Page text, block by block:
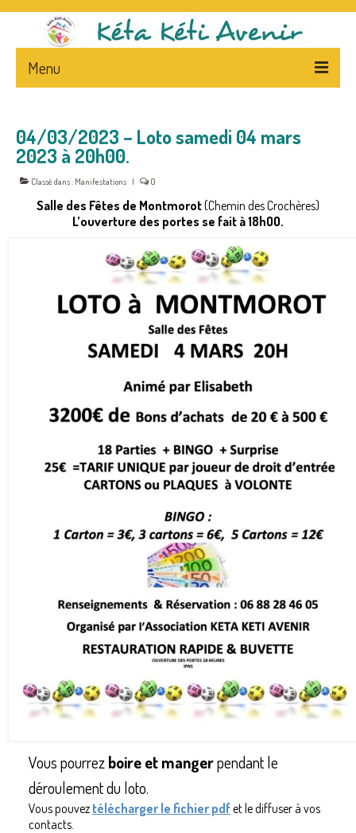
Menu
L’ASSOCIATION
PRESENTATION
STATUTS – FLYERS
CA
NEPAL – & – CENTRE
CENTRE D’ACCUEIL
NOUS AIDER ?
PARRAINS
AGENDA
PHOTOS
TEMOIGNAGES
04/03/2023 – Loto samedi 04 mars
2023 à 20h00.
Classé dans : Manifestations | 0
Salle des Fêtes de Montmorot(Chemin des Crochères)
L’ouverture des portes se fait à 18hOO.
Vous pourrezboire et mangerpendant le
déroulement du loto.
Vous pouvez télécharger le fichier pdfet le diffuser à vos
contacts.